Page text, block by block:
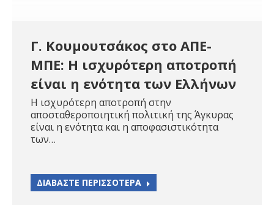
Γ. Κουμουτσάκος στο ΑΠΕ-
ΜΠΕ: Η ισχυρότερη αποτροπή
είναι η ενότητα των Ελλήνων
Η ισχυρότερη αποτροπή στην
αποσταθεροποιητική πολιτική της Άγκυρας
είναι η ενότητα και η αποφασιστικότητα
των…
ΔΙΑΒΑΣΤΕ ΠΕΡΙΣΣΟΤΕΡΑ